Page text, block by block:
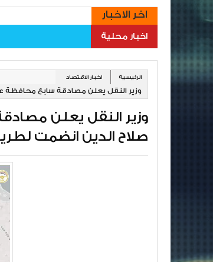
اخر الاخبار
اخبار محلية
الرئيسية اخبار الاقتصاد
وزير النقل يعلن مصادقة سابع محافظة
وزير النقل يعلن
صلاح الدين انضمت